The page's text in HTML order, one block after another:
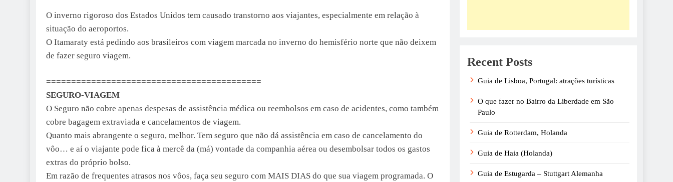
O inverno rigoroso dos Estados Unidos tem causado transtorno aos viajantes, especialmente em relação à
situação do aeroportos.
O Itamaraty está pedindo aos brasileiros com viagem marcada no inverno do hemisfério norte que não deixem
de fazer seguro viagem.
===========================================
SEGURO-VIAGEM
O Seguro não cobre apenas despesas de assistência médica ou reembolsos em caso de acidentes, como também
cobre bagagem extraviada e cancelamentos de viagem.
Quanto mais abrangente o seguro, melhor. Tem seguro que não dá assistência em caso de cancelamento do
vôo… e aí o viajante pode fica à mercê da (má) vontade da companhia aérea ou desembolsar todos os gastos
extras do próprio bolso.
Em razão de frequentes atrasos nos vôos, faça seu seguro com MAIS DIAS do que sua viagem programada. O
Recent Posts
Guia de Lisboa, Portugal: atrações turísticas
O que fazer no Bairro da Liberdade em São
Paulo
Guia de Rotterdam, Holanda
Guia de Haia (Holanda)
Guia de Estugarda – Stuttgart Alemanha